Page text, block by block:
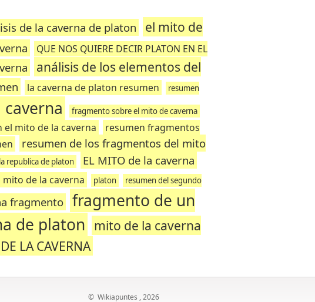
de la caverna de platon
el mito de
QUE NOS QUIERE DECIR PLATON EN EL
análisis de los elementos del
la caverna de platon resumen resumen
fragmento sobre el mito de caverna
el mito de la caverna
resumen fragmentos
resumen de los fragmentos del mito
republica de platon EL MITO de la caverna
mito de la caverna platon resumen del segundo
fragmento
fragmento de un
de platon mito de la caverna
LA CAVERNA
© Wikiapuntes , 2026